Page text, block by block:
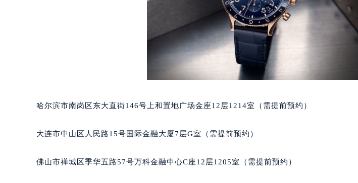
北京市东城区东长安街1号王府井东方广场W3座6层602室宝玑售后服务中
河北省保定市竞秀区朝阳北大街北国先天下宝玑售后服务中心（需提前预约
内蒙古自治区阿拉善盟市左旗土尔扈特大街宝玑售后服务中心（需提前预
内蒙古自治区巴彦淖尔市临河区新华街宝玑售后服务中心（需提前预约）
内蒙古自治区包头市青山区幸福路甲3号王府井百货名表维修宝玑售后服务
内蒙古自治区赤峰市红山区哈达街宝玑售后服务中心（需提前预约）
内蒙古自治区呼伦贝尔市海拉尔区中央街宝玑售后服务中心（需提前预约）
内蒙古自治区乌海市海勃湾区人民南路宝玑售后服务中心（需提前预约）
内蒙古自治区锡林郭勒盟市锡林浩特市光明街与额尔敦路交叉口宝玑售后
哈尔滨市南岗区东大直街146号上和置地广场金座12层1214室（需提前预约）
大连市中山区人民路15号国际金融大厦7层G室（需提前预约）
佛山市禅城区季华五路57号万科金融中心C座12层1205室（需提前预约）